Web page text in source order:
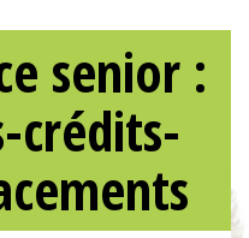
senior :
crédits-